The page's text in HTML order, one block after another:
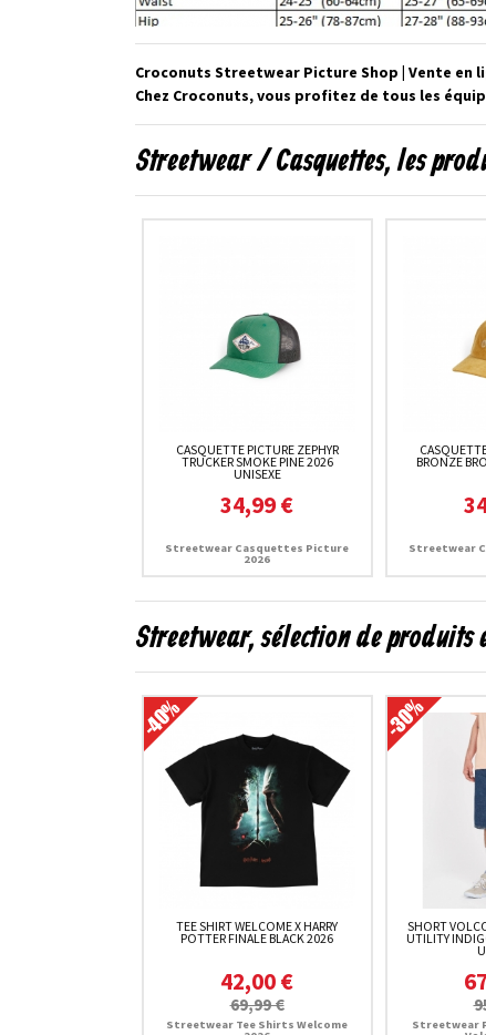
Croconuts Streetwear Picture Shop | Vente en
Chez Croconuts, vous profitez de tous les
Streetwear / Casquettes, les
CASQUETTE PICTURE ZEPHYR
TRUCKER SMOKE PINE 2026
UNISEXE
34,99 €
Streetwear Casquettes Picture
2026
BRONZE
Streetwear
Streetwear, sélection de produits
TEE SHIRT WELCOME X HARRY
POTTER FINALE BLACK 2026
42,00 €
69,99 €
Streetwear Tee Shirts Welcome
SHORT
UTILITY
Streetwear